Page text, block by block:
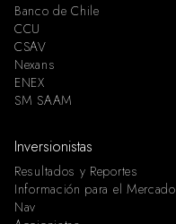
Banco de Chile
CCU
CSAV
Nexans
ENEX
SM SAAM
Inversionistas
Resultados y Reportes
Información para el Mercado
Nav